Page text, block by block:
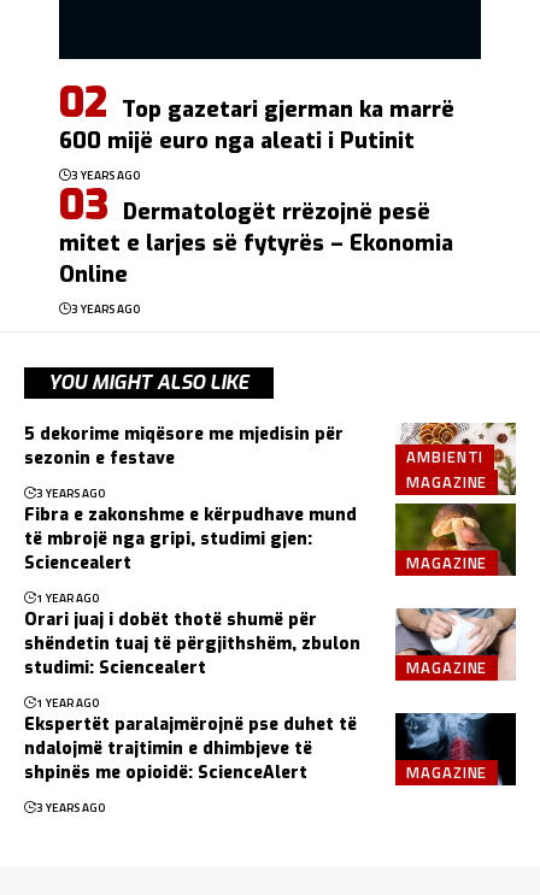
Top gazetari gjerman ka marrë
600 mijë euro nga aleati i Putinit
3 YEARS AGO
Dermatologët rrëzojnë pesë
mitet e larjes së fytyrës – Ekonomia
Online
3 YEARS AGO
YOU MIGHT ALSO LIKE
AMBIENTI
MAGAZINE
5 dekorime miqësore me mjedisin për
sezonin e festave
3 YEARS AGO
MAGAZINE
Fibra e zakonshme e kërpudhave mund
të mbrojë nga gripi, studimi gjen:
Sciencealert
1 YEAR AGO
MAGAZINE
Orari juaj i dobët thotë shumë për
shëndetin tuaj të përgjithshëm, zbulon
studimi: Sciencealert
1 YEAR AGO
MAGAZINE
Ekspertët paralajmërojnë pse duhet të
ndalojmë trajtimin e dhimbjeve të
shpinës me opioidë: ScienceAlert
3 YEARS AGO